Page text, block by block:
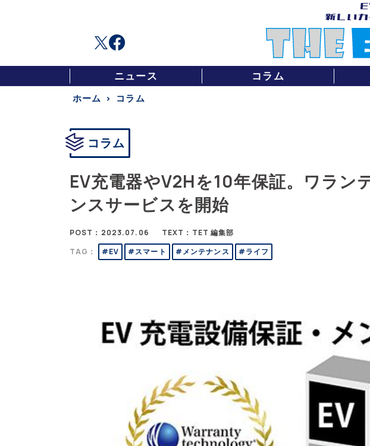
ニュース コラム
ホーム コラム
コラム
EV充電器やV2Hを10年保証。ワラン
ンスサービスを開始
POST：2023.07.06
TEXT：TET 編集部
TAG：
#EV #スマート #メンテナンス #ライフ